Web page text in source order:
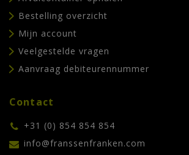
Bestelling overzicht
Mijn account
Veelgestelde vragen
Aanvraag debiteurennummer
Contact
+31 (0) 854 854 854
info@franssenfranken.com